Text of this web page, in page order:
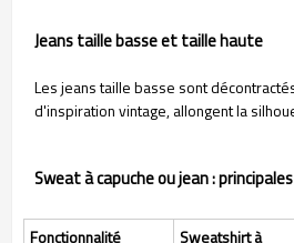
Jeans taille basse et taille haute
Les jeans taille basse sont
d'inspiration vintage, allongent la
Sweat à capuche ou jean :
Fonctionnalité
Sweatshirt à